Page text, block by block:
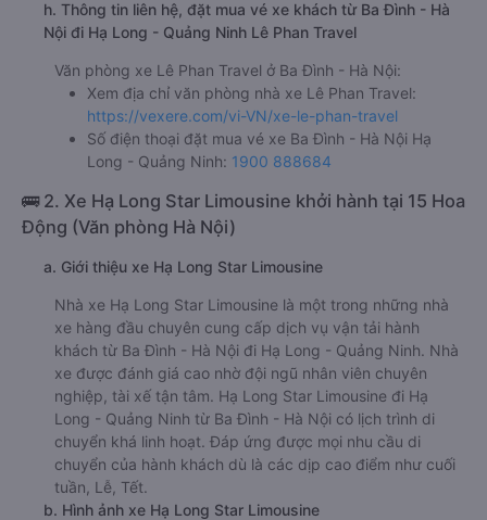
h. Thông tin liên hệ, đặt mua vé xe khách từ Ba Đình - Hà
Nội đi Hạ Long - Quảng Ninh Lê Phan Travel
Văn phòng xe Lê Phan Travel ở Ba Đình - Hà Nội:
Xem địa chỉ văn phòng nhà xe Lê Phan Travel:
https://vexere.com/vi-VN/xe-le-phan-travel
Số điện thoại đặt mua vé xe Ba Đình - Hà Nội Hạ
Long - Quảng Ninh: 1900 888684
🚌 2. Xe Hạ Long Star Limousine khởi hành tại 15 Hoa
Động (Văn phòng Hà Nội)
a. Giới thiệu xe Hạ Long Star Limousine
Nhà xe Hạ Long Star Limousine là một trong những nhà
xe hàng đầu chuyên cung cấp dịch vụ vận tải hành
khách từ Ba Đình - Hà Nội đi Hạ Long - Quảng Ninh. Nhà
xe được đánh giá cao nhờ đội ngũ nhân viên chuyên
nghiệp, tài xế tận tâm. Hạ Long Star Limousine đi Hạ
Long - Quảng Ninh từ Ba Đình - Hà Nội có lịch trình di
chuyển khá linh hoạt. Đáp ứng được mọi nhu cầu di
chuyển của hành khách dù là các dịp cao điểm như cuối
tuần, Lễ, Tết.
b. Hình ảnh xe Hạ Long Star Limousine